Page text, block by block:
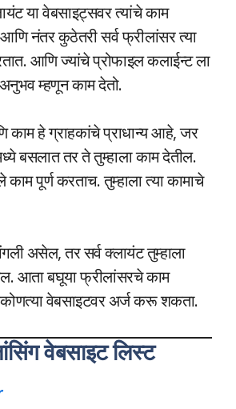
या वेबसाइट्सवर त्यांचे काम
नंतर कुठेतरी सर्व फ्रीलांसर त्या
आणि ज्यांचे प्रोफाइल कलाईन्ट ला
म्हणून काम देतो.
हे ग्राहकांचे प्राधान्य आहे, जर
बसलात तर ते तुम्हाला काम देतील.
पूर्ण करताच. तुम्हाला त्या कामाचे
असेल, तर सर्व क्लायंट तुम्हाला
आता बघूया फ्रीलांसरचे काम
कोणत्या वेबसाइटवर अर्ज करू शकता.
वेबसाइट लिस्ट